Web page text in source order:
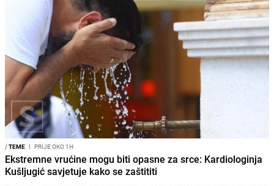
/TEME I PRIJE OKO 1H
Ekstremne vrućine mogu biti opasne za srce: Kardiologinja
Kušljugić savjetuje kako se zaštititi